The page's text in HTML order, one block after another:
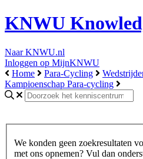
KNWU
Naar KNWU.nl
Inloggen op MijnKNWU
Home
Para-Cycling
Kampioenschap Para-cycling
We konden geen zoekresultaten
met ons opnemen? Vul dan